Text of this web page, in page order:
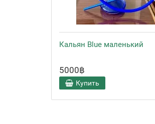
Кальян Blue маленький
5000฿
Купить